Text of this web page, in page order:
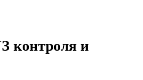
контроля и